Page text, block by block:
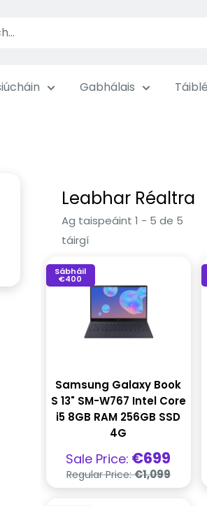
Gabhálais
Leabhar Réaltra
Ag taispeáint 1 - 5 de 5
táirgí
Sábháil
€400
Samsung Galaxy Book
S 13" SM-W767 Intel Core
i5 8GB RAM 256GB SSD
4G
Praghas
díola
Sale Price: €699
Praghas
rialta
Regular Price:€1,099